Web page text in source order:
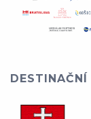
DESTINAČNÍ